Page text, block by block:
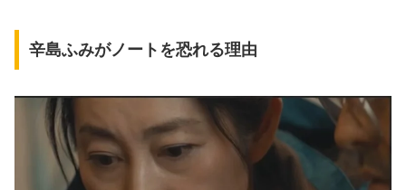
辛島ふみがノートを恐れる理由